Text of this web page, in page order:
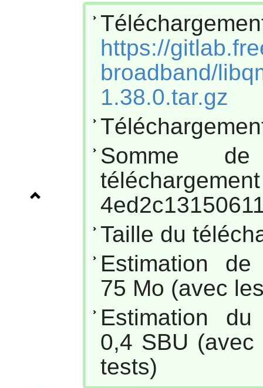
https://
broadband/
1.38.0.tar.gz
Somme
Taille du
Estimation
75 Mo (avec
Estimation
0,4 SBU
tests)